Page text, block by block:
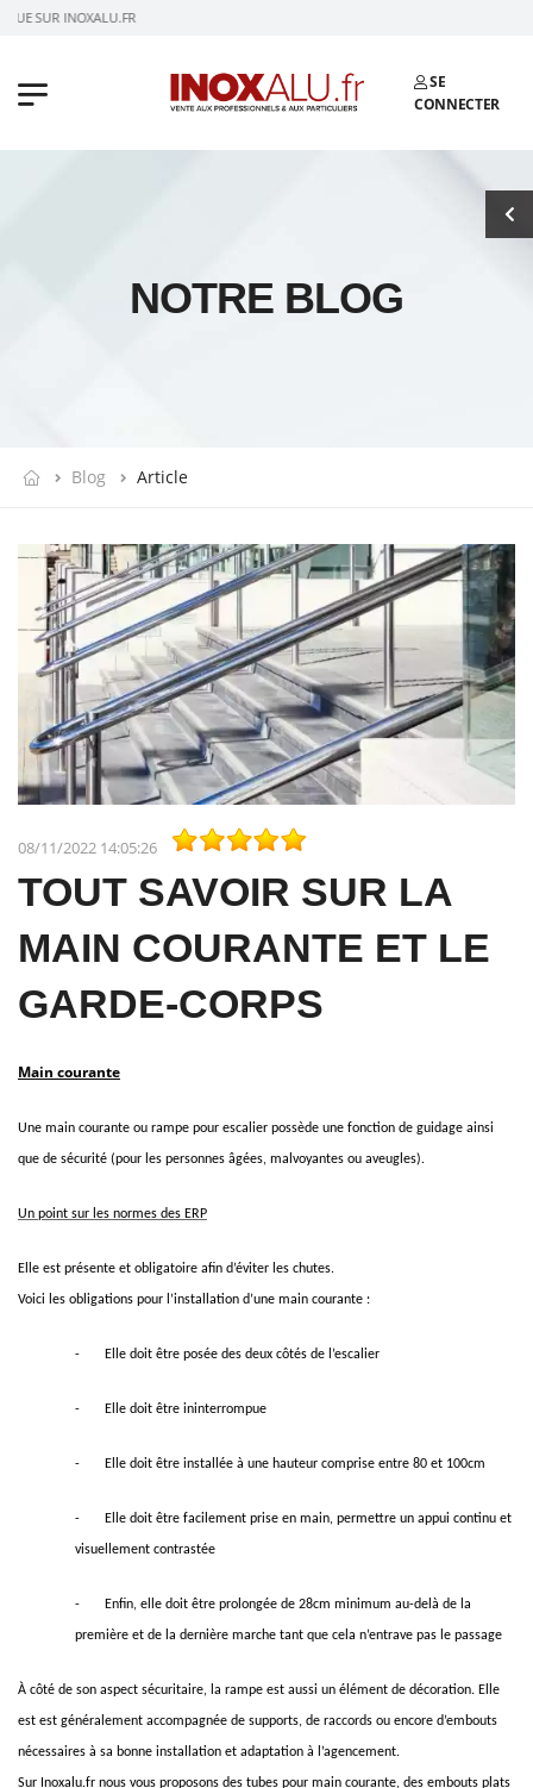
SUR INOXALU.FR
SE
CONNECTER
NOTRE BLOG
Blog Article
08/11/2022 14:05:26
TOUT SAVOIR SUR LA
MAIN COURANTE ET LE
GARDE-CORPS
Main courante
Une main courante ou rampe pour escalier possède une fonction de guidage ainsi
que de sécurité (pour les personnes âgées, malvoyantes ou aveugles).
Un point sur les normes des ERP
Elle est présente et obligatoire afin d’éviter les chutes.
Voici les obligations pour l’installation d’une main courante :
- Elle doit être posée des deux côtés de l’escalier
- Elle doit être ininterrompue
- Elle doit être installée à une hauteur comprise entre 80 et 100cm
- Elle doit être facilement prise en main, permettre un appui continu et
visuellement contrastée
- Enfin, elle doit être prolongée de 28cm minimum au-delà de la
première et de la dernière marche tant que cela n’entrave pas le passage
À côté de son aspect sécuritaire, la rampe est aussi un élément de décoration. Elle
est est généralement accompagnée de supports, de raccords ou encore d’embouts
nécessaires à sa bonne installation et adaptation à l’agencement.
Sur Inoxalu.fr nous vous proposons des tubes pour main courante, des embouts plats